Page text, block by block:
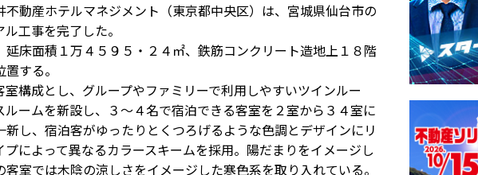
動産ホテルマネジメント（東京都中央区）は、宮城県仙台市の
工事を完了した。
床面積１万４５９５・２４㎡、鉄筋コンクリート造地上１８階
する。
構成とし、グループやファミリーで利用しやすいツインルー
ームを新設し、３～４名で宿泊できる客室を２室から３４室に
し、宿泊客がゆったりとくつろげるような色調とデザインにリ
によって異なるカラースキームを採用。陽だまりをイメージし
室では木陰の涼しさをイメージした寒色系を取り入れている。